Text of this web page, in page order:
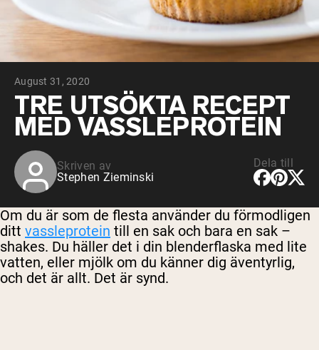
Mass Gainer
Proteinkaffe
VEGAN PROTEIN
Ärtprotein
Jordnötssmör
Fröproteinpulver
Proteindrinkar
Vegan viktökare
Shop All Vegan Protein
August 31, 2020
TRE UTSÖKTA RECEPT
MED VASSLEPROTEIN
Skriven av
Stephen Zieminski
Dela till
Om du är som de flesta använder du förmodligen
ditt vassleprotein till en sak och bara en sak –
shakes. Du häller det i din blenderflaska med lite
vatten, eller mjölk om du känner dig äventyrlig,
och det är allt. Det är synd.